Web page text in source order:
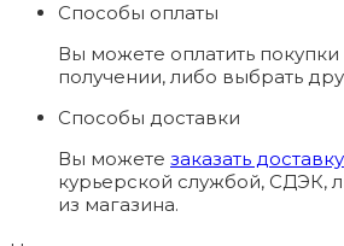
Способы оплаты
Вы можете оплатить
получении, либо выбрать
Способы доставки
Вы можете заказать доставку
курьерской службой, СДЭК,
из магазина.